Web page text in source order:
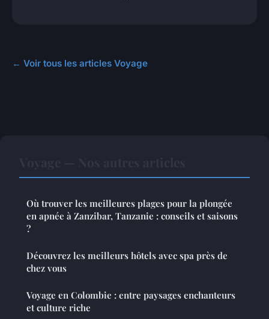
← Voir tous les articles Voyage
Où trouver les meilleures plages pour la plongée
en apnée à Zanzibar, Tanzanie : conseils et saisons
?
Découvrez les meilleurs hôtels avec spa près de
chez vous
Voyage en Colombie : entre paysages enchanteurs
et culture riche